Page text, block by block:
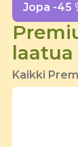
Jopa -45
Kaikki